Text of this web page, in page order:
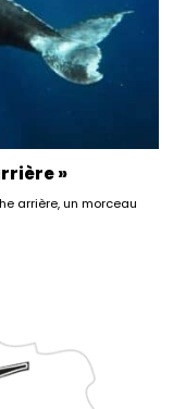
»
arrière, un morceau